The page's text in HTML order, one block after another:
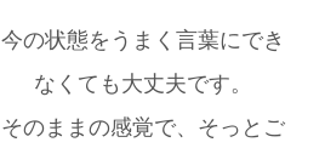
今の状態をうまく言葉にでき
なくても大丈夫です。
そのままの感覚で、そっとご